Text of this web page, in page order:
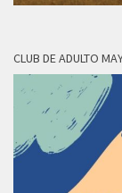
CLUB DE ADULTO